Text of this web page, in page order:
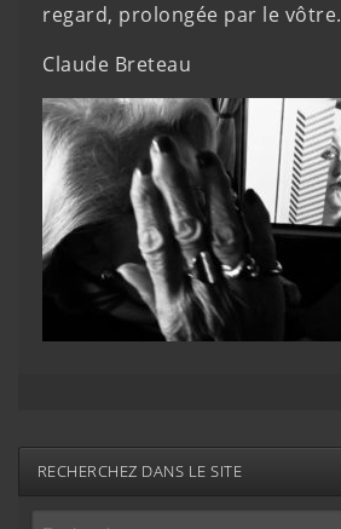
regard, prolongée par le vôtre.
Claude Breteau
RECHERCHEZ DANS LE SITE